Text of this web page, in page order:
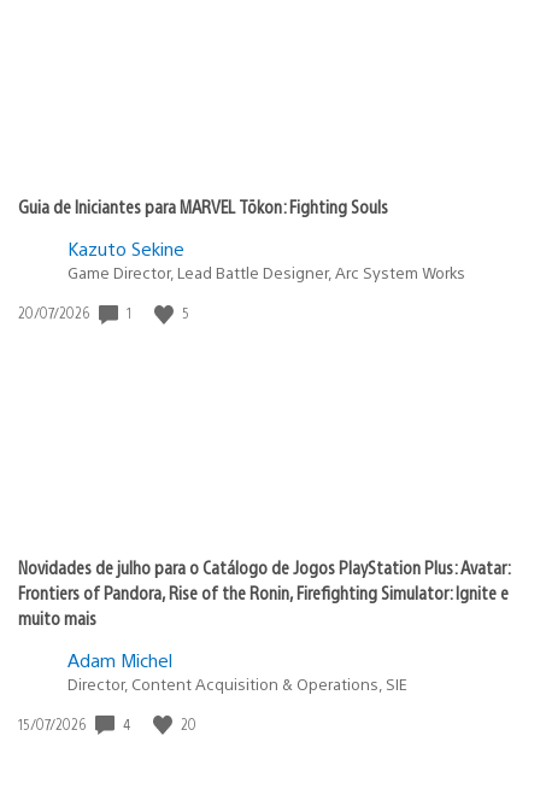
Guia de Iniciantes para MARVEL Tōkon: Fighting Souls
Kazuto Sekine
Game Director, Lead Battle Designer, Arc System Works
Data
20/07/2026 1 5
Novidades de julho para o Catálogo de Jogos PlayStation Plus: Avatar:
Frontiers of Pandora, Rise of the Ronin, Firefighting Simulator: Ignite e
muito mais
Adam Michel
Director, Content Acquisition & Operations, SIE
Data
15/07/2026 4 20